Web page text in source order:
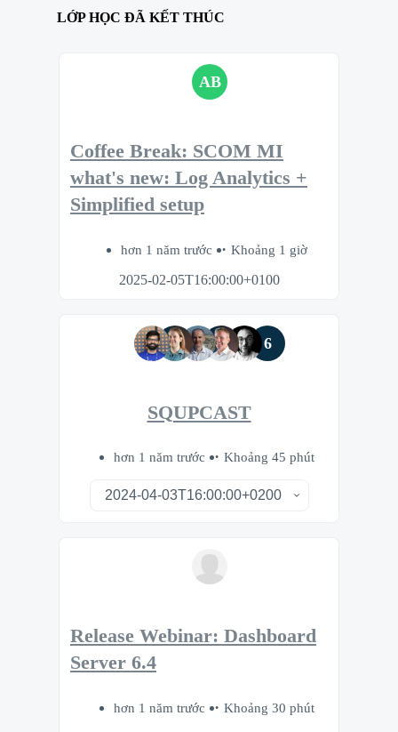
LỚP HỌC ĐÃ KẾT THÚC
AB
Coffee Break: SCOM MI
what's new: Log Analytics +
Simplified setup
hơn 1 năm trước
Khoảng 1 giờ
2025-02-05T16:00:00+0100
6
SQUPCAST
hơn 1 năm trước Khoảng 45 phút
Release Webinar: Dashboard
Server 6.4
hơn 1 năm trước
Khoảng 30 phút